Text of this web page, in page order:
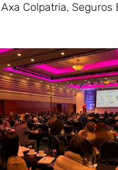
Colpatria, Seguros